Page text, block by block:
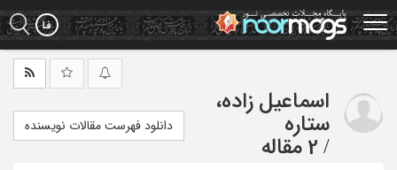
Skip
to
main
اسماعیل زاده،
ستاره
/ 2 مقاله
دانلود فهرست مقالات نویسنده